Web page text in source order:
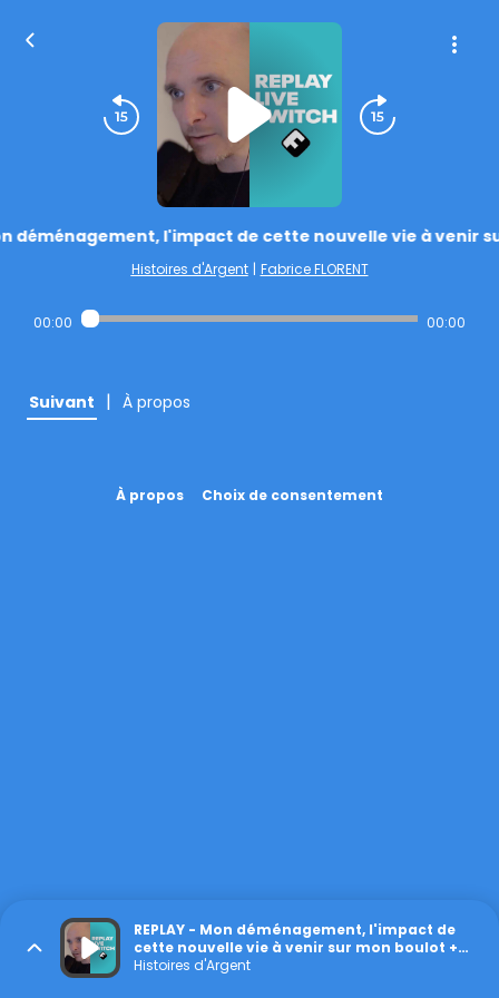
déménagement, l'impact de cette nouvelle vie à venir
Histoires d'Argent | Fabrice FLORENT
00:00 00:00
Suivant | À propos
À propos Choix de consentement
REPLAY - Mon déménagement, l'impact de
cette nouvelle vie à venir sur mon boulot +
le coaching
Histoires d'Argent